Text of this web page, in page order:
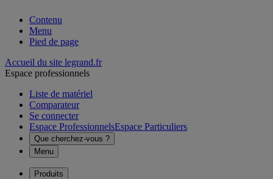
Contenu
Menu
Pied de page
Accueil du site legrand.fr
Espace professionnels
Liste de matériel
Comparateur
Se connecter
Espace ProfessionnelsEspace Particuliers
Que cherchez-vous ?
Menu
Produits